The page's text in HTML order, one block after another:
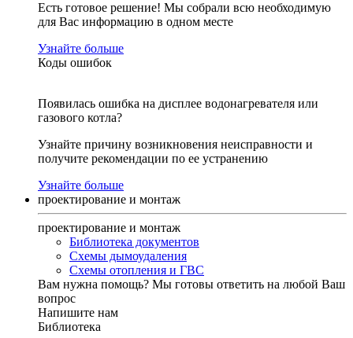
Есть готовое решение! Мы собрали всю необходимую
для Вас информацию в одном месте
Узнайте больше
Коды ошибок
Появилась ошибка на дисплее водонагревателя или
газового котла?
Узнайте причину возникновения неисправности и
получите рекомендации по ее устранению
Узнайте больше
проектирование и монтаж
проектирование и монтаж
Библиотека документов
Схемы дымоудаления
Схемы отопления и ГВС
Вам нужна помощь? Мы готовы ответить на любой Ваш
вопрос
Напишите нам
Библиотека